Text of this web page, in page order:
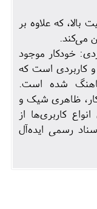
که علاوه بر
می‌کند.
خودکار موجود
کاربردی است که
شده است.
ظاهری شیک و
کاربری‌ها از
رسمی ایده‌آل